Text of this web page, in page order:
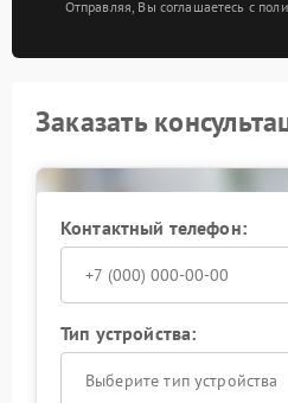
Отправляя, Вы соглашаетесь с
Заказать
Контактный телефон:
Тип устройства:
Выберите тип устройства